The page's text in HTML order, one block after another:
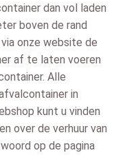
dan vol laden
boven de rand
onze website de
af te laten voeren
Alle
in
kunt u vinden
over de verhuur van
op de pagina